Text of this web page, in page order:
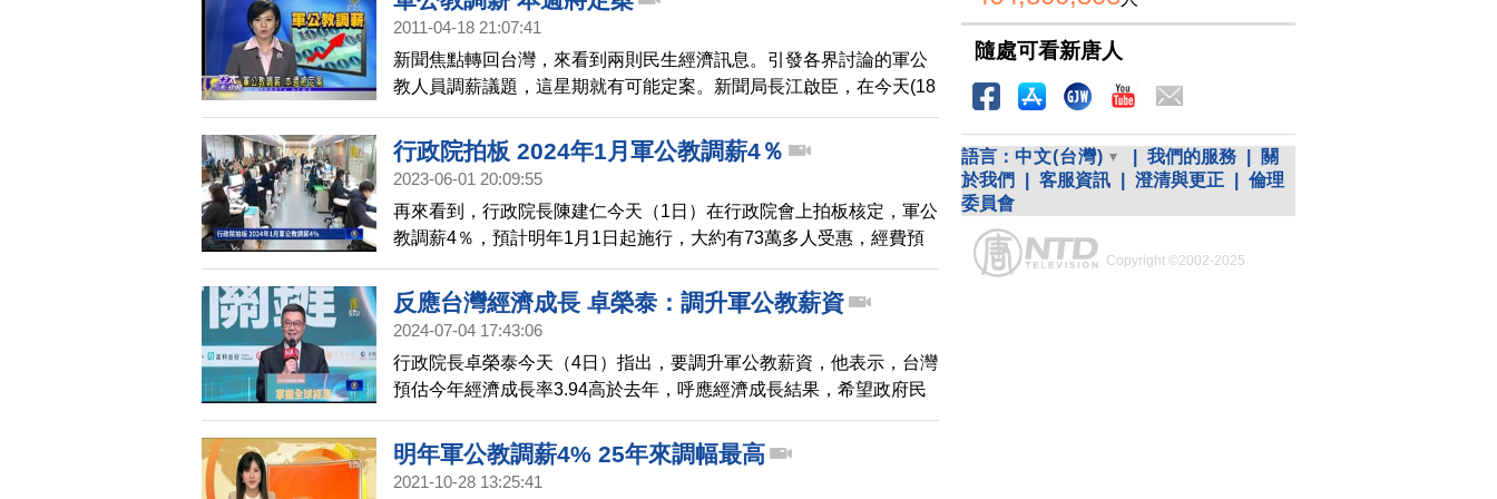
2011-04-18 21:07:41
新聞焦點轉回台灣，來看到兩則民生經濟訊息。引發各界討論的軍公
教人員調薪議題，這星期就有可能定案。新聞局長江啟臣，在今天(18
日)表示，行政院本週就會做出決定。人事行政局局長吳泰成也說，專
家學者都建議調薪3%，而且考慮到物價上漲及整個經濟發展情況，目
前調薪的趨勢滿明顯。不過不能舉債加薪，而是由公股盈餘來籌措財
行政院拍板 2024年1月軍公教調薪4％
2023-06-01 20:09:55
再來看到，行政院長陳建仁今天（1日）在行政院會上拍板核定，軍公
教調薪4％，預計明年1月1日起施行，大約有73萬多人受惠，經費預
估新台幣298億元，也希望藉由這次軍公教加薪，帶動民間企業跟
進，促使更多民眾受惠，共享經濟成長果實。
反應台灣經濟成長 卓榮泰：調升軍公教薪資
2024-07-04 17:43:06
行政院長卓榮泰今天（4日）指出，要調升軍公教薪資，他表示，台灣
預估今年經濟成長率3.94高於去年，呼應經濟成長結果，希望政府民
間共同合理規劃薪資調整。
明年軍公教調薪4% 25年來調幅最高
2021-10-28 13:25:41
隨處可看新唐人
語言： 中文(台灣) 我們的服務
關
於我們
客服資訊 澄清與更正
倫理
委員會
Copyright ©2002-2025